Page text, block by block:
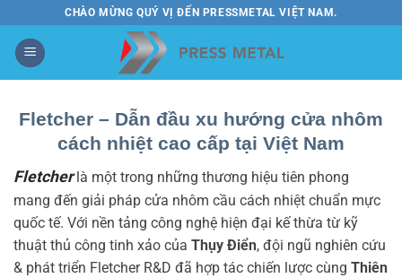
nội
dung
CHÀO MỪNG QUÝ VỊ ĐẾN PRESSMETAL VIỆT NAM.
Fletcher – Dẫn đầu xu hướng cửa nhôm
cách nhiệt cao cấp tại Việt Nam
Fletcher là một trong những thương hiệu tiên phong
mang đến giải pháp cửa nhôm cầu cách nhiệt chuẩn mực
quốc tế. Với nền tảng công nghệ hiện đại kế thừa từ kỹ
thuật thủ công tinh xảo của Thụy Điển, đội ngũ nghiên cứu
& phát triển Fletcher R&D đã hợp tác chiến lược cùng Thiên